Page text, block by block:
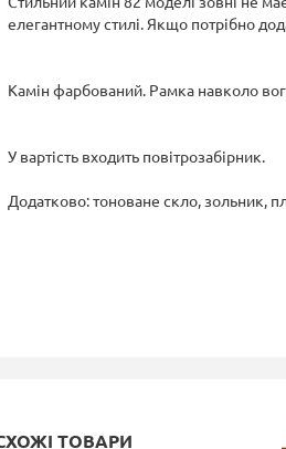
елегантному стилі. Якщо потрібно
Камін фарбований. Pамка навколо
У вартість входить повітрозабірник.
Додатково: тоноване скло, зольник,
ТОВАРИ